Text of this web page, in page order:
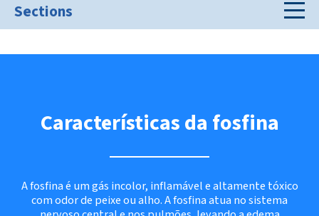
Sections
Características da fosfina
A fosfina é um gás incolor, inflamável e altamente tóxico
com odor de peixe ou alho. A fosfina atua no sistema